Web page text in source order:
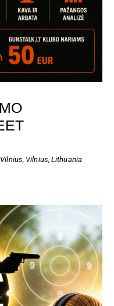
Vilnius, Lithuania